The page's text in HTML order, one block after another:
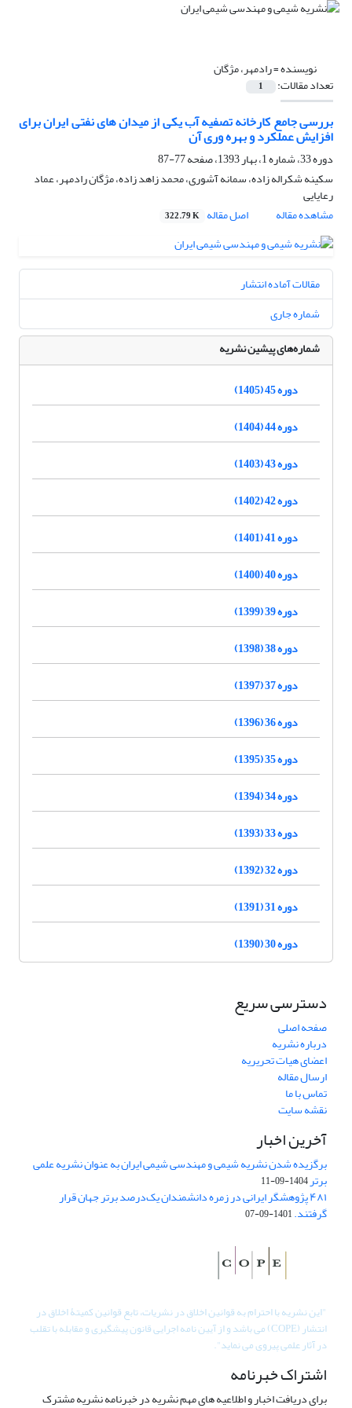
نویسنده =رادمهر، مژگان
تعداد مقالات: 1
بررسی جامع کارخانه تصفیه آب یکی از میدان های نفتی ایران برای
افزایش عملکرد و بهره وری آن
دوره 33، شماره 1، بهار 1393، صفحه
77-87
سکینه شکراله زاده، سمانه آشوری، محمد زاهد زاده، مژگان رادمهر، عماد
رعایایی
مشاهده مقاله
اصل مقاله 322.79 K
مقالات آماده انتشار
شماره جاری
شماره‌های پیشین نشریه
دوره 45 (1405)
دوره 44 (1404)
دوره 43 (1403)
دوره 42 (1402)
دوره 41 (1401)
دوره 40 (1400)
دوره 39 (1399)
دوره 38 (1398)
دوره 37 (1397)
دوره 36 (1396)
دوره 35 (1395)
دوره 34 (1394)
دوره 33 (1393)
دوره 32 (1392)
دوره 31 (1391)
دوره 30 (1390)
دسترسی سریع
صفحه اصلی
درباره نشریه
اعضای هیات تحریریه
ارسال مقاله
تماس با ما
نقشه سایت
آخرین اخبار
برگزیده شدن نشریه شیمی و مهندسی شیمی ایران به عنوان نشریه علمی
برتر1404-09-11
۴۸۱ پژوهشگر ایرانی در زمره دانشمندان یک‌درصد برتر جهان قرار
گرفتند.1401-09-07
"این نشریه با احترام به قوانین اخلاق در نشریات، تابع قوانین کمیتۀ اخلاق در
انتشار (COPE) می باشد و از آیین نامه اجرایی قانون پیشگیری و مقابله با تقلب
در آثار علمی پیروی می نماید".
اشتراک خبرنامه
برای دریافت اخبار و اطلاعیه های مهم نشریه در خبرنامه نشریه مشترک